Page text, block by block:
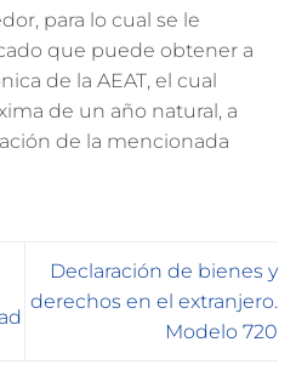
para lo cual se le
que puede obtener a
de la AEAT, el cual
de un año natural, a
de la mencionada
Declaración de bienes y
derechos en el extranjero.
Modelo 720